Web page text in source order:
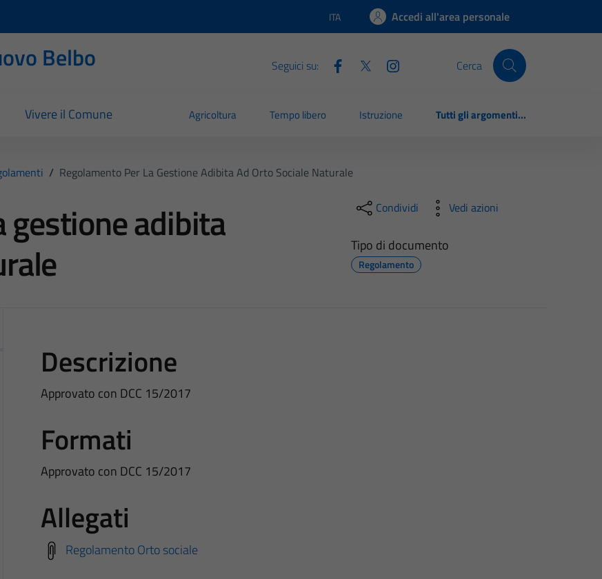
Lingua attiva:
ITA Accedi all'area personale
Belbo Seguici su: Cerca
Vivere il Comune Agricoltura Tempo libero Istruzione Tutti gli argomenti...
/ Regolamento Per La Gestione Adibita Ad Orto Sociale Naturale
gestione adibita
Condividi Vedi azioni
Tipo di documento
Regolamento
Descrizione
Approvato con DCC 15/2017
Formati
Approvato con DCC 15/2017
Allegati
Regolamento Orto sociale